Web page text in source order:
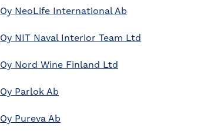
Oy NeoLife International Ab
Oy NIT Naval Interior Team Ltd
Oy Nord Wine Finland Ltd
Oy Parlok Ab
Oy Pureva Ab